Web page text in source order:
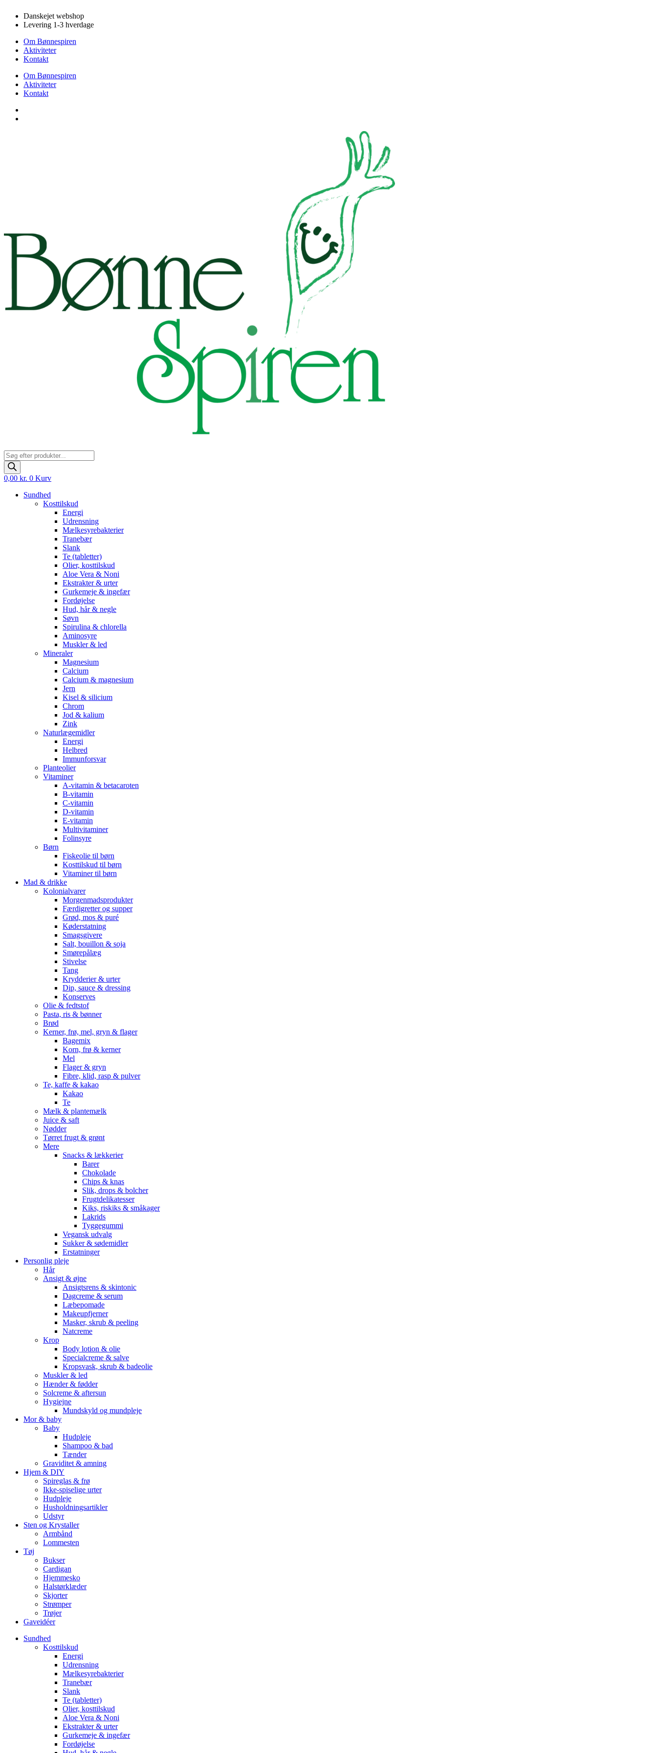
indhold
Danskejet webshop
Levering 1-3 hverdage
Om Bønnespiren
Aktiviteter
Kontakt
Om Bønnespiren
Aktiviteter
Kontakt
Products
search
0,00 kr. 0 Kurv
Sundhed
Kosttilskud
Energi
Udrensning
Mælkesyrebakterier
Tranebær
Slank
Te (tabletter)
Olier, kosttilskud
Aloe Vera & Noni
Ekstrakter & urter
Gurkemeje & ingefær
Fordøjelse
Hud, hår & negle
Søvn
Spirulina & chlorella
Aminosyre
Muskler & led
Mineraler
Magnesium
Calcium
Calcium & magnesium
Jern
Kisel & silicium
Chrom
Jod & kalium
Zink
Naturlægemidler
Energi
Helbred
Immunforsvar
Planteolier
Vitaminer
A-vitamin & betacaroten
B-vitamin
C-vitamin
D-vitamin
E-vitamin
Multivitaminer
Folinsyre
Børn
Fiskeolie til børn
Kosttilskud til børn
Vitaminer til børn
Mad & drikke
Kolonialvarer
Morgenmadsprodukter
Færdigretter og supper
Grød, mos & puré
Køderstatning
Smagsgivere
Salt, bouillon & soja
Smørepålæg
Stivelse
Tang
Krydderier & urter
Dip, sauce & dressing
Konserves
Olie & fedtstof
Pasta, ris & bønner
Brød
Kerner, frø, mel, gryn & flager
Bagemix
Korn, frø & kerner
Mel
Flager & gryn
Fibre, klid, rasp & pulver
Te, kaffe & kakao
Kakao
Te
Mælk & plantemælk
Juice & saft
Nødder
Tørret frugt & grønt
Mere
Snacks & lækkerier
Barer
Chokolade
Chips & knas
Slik, drops & bolcher
Frugtdelikatesser
Kiks, riskiks & småkager
Lakrids
Tyggegummi
Vegansk udvalg
Sukker & sødemidler
Erstatninger
Personlig pleje
Hår
Ansigt & øjne
Ansigtsrens & skintonic
Dagcreme & serum
Læbepomade
Makeupfjerner
Masker, skrub & peeling
Natcreme
Krop
Body lotion & olie
Specialcreme & salve
Kropsvask, skrub & badeolie
Muskler & led
Hænder & fødder
Solcreme & aftersun
Hygiejne
Mundskyld og mundpleje
Mor & baby
Baby
Hudpleje
Shampoo & bad
Tænder
Graviditet & amning
Hjem & DIY
Spireglas & frø
Ikke-spiselige urter
Hudpleje
Husholdningsartikler
Udstyr
Sten og Krystaller
Armbånd
Lommesten
Tøj
Bukser
Cardigan
Hjemmesko
Halstørklæder
Skjorter
Strømper
Trøjer
Gaveidéer
Sundhed
Kosttilskud
Energi
Udrensning
Mælkesyrebakterier
Tranebær
Slank
Te (tabletter)
Olier, kosttilskud
Aloe Vera & Noni
Ekstrakter & urter
Gurkemeje & ingefær
Fordøjelse